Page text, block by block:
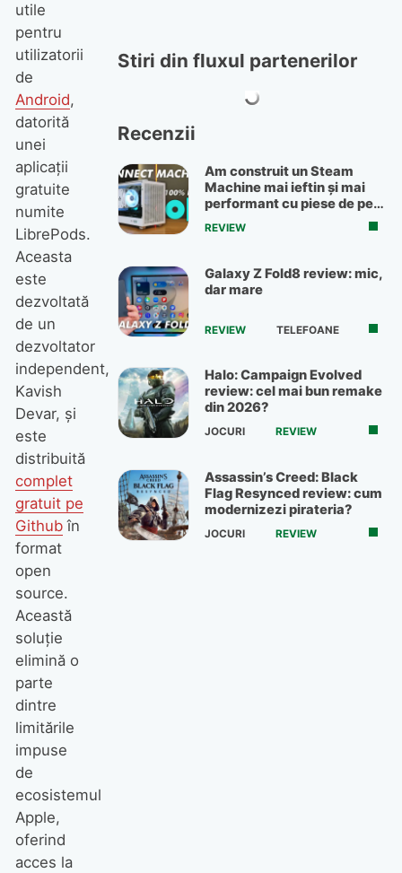
utile
pentru
utilizatorii
de
Android,
datorită
unei
aplicații
gratuite
numite
LibrePods.
Aceasta
este
dezvoltată
de un
dezvoltator
independent,
Kavish
Devar, și
este
distribuită
complet
gratuit pe
Githubîn
format
open
source.
Această
soluție
elimină o
parte
dintre
limitările
impuse
de
ecosistemul
Apple,
oferind
acces la
Stiri din fluxul partenerilor
Recenzii
Am construit un Steam
Machine mai ieftin și mai
performant cu piese de pe
OLX
REVIEW
Galaxy Z Fold8 review: mic,
dar mare
REVIEW TELEFOANE
Halo: Campaign Evolved
review: cel mai bun remake
din 2026?
JOCURI REVIEW
Assassin’s Creed: Black
Flag Resynced review: cum
modernizezi pirateria?
JOCURI REVIEW